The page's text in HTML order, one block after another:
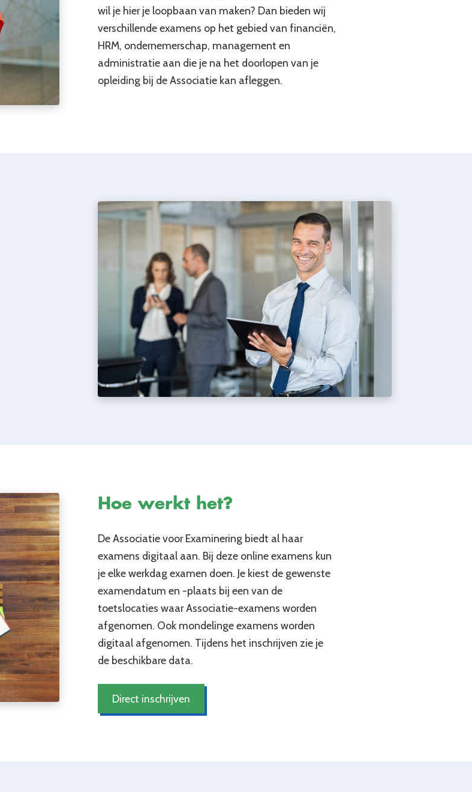
wil je hier je loopbaan van maken? Dan bieden wij
verschillende examens op het gebied van financiën,
HRM, ondernemerschap, management en
administratie aan die je na het doorlopen van je
opleiding bij de Associatie kan afleggen.
Hoe werkt het?
De Associatie voor Examinering biedt al haar
examens digitaal aan. Bij deze online examens kun
je elke werkdag examen doen. Je kiest de gewenste
examendatum en -plaats bij een van de
toetslocaties waar Associatie-examens worden
afgenomen. Ook mondelinge examens worden
digitaal afgenomen. Tijdens het inschrijven zie je
de beschikbare data.
Direct inschrijven